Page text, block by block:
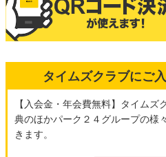
タイムズクラブにご
【入会金・年会費無料】タイム
典のほかパーク２４グループの様
きます。